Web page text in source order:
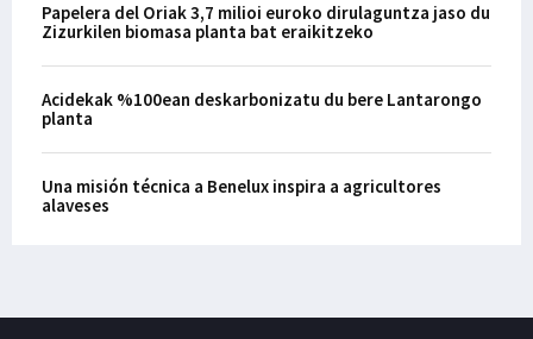
Papelera del Oriak 3,7 milioi euroko dirulaguntza jaso du
Zizurkilen biomasa planta bat eraikitzeko
Acidekak %100ean deskarbonizatu du bere Lantarongo
planta
Una misión técnica a Benelux inspira a agricultores
alaveses